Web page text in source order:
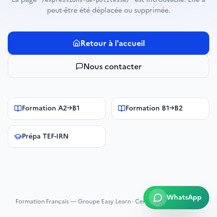
peut-être été déplacée ou supprimée.
Retour à l'accueil
Nous contacter
Formation A2→B1 Formation B1→B2
Prépa TEF-IRN
Formation Français — Groupe Easy Learn · Centre certifié Qualiopi
WhatsApp